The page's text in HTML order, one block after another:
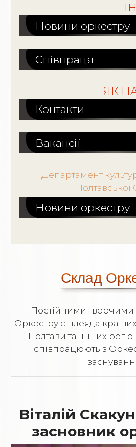
Новини оркестру
Співпраця
ЯК
Контакти
Вакансiї
Департамент
Новини оркестру
Склад
Постійними
Оркестру є плеяда кращих
Полтави та інших
співпрацюють з
Віталій
засновник